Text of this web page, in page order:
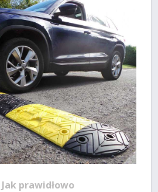
Jak prawidłowo